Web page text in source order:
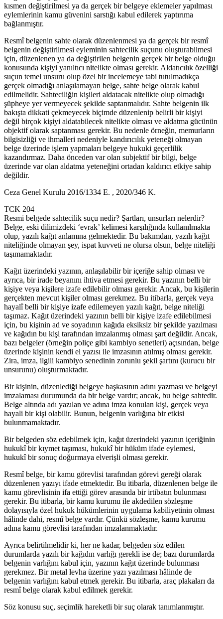
kısmen değiştirilmesi ya da gerçek bir belgeye eklemeler yapılması
eylemlerinin kamu güvenini sarstığı kabul edilerek yaptırıma
bağlanmıştır.
Resmî belgenin sahte olarak düzenlenmesi ya da gerçek bir resmî
belgenin değiştirilmesi eyleminin sahtecilik suçunu oluşturabilmesi
için, düzenlenen ya da değiştirilen belgenin gerçek bir belge olduğu
konusunda kişiyi yanıltıcı nitelikte olması gerekir. Aldatıcılık özelliği
suçun temel unsuru olup özel bir incelemeye tabi tutulmadıkça
gerçek olmadığı anlaşılamayan belge, sahte belge olarak kabul
edilmelidir. Sahteciliğin kişileri aldatacak nitelikte olup olmadığı
şüpheye yer vermeyecek şekilde saptanmalıdır. Sahte belgenin ilk
bakışta dikkati çekmeyecek biçimde düzenlenip belirli bir kişiyi
değil birçok kişiyi aldatabilecek nitelikte olması ve aldatma gücünün
objektif olarak saptanması gerekir. Bu nedenle örneğin, memurların
bilgisizliği ve ihmalleri nedeniyle kandırıcılık yeteneği olmayan
belge üzerinde işlem yapmaları belgeye hukuki geçerlilik
kazandırmaz. Daha önceden var olan subjektif bir bilgi, belge
üzerinde var olan aldatma yeteneğini ortadan kaldırıcı etkiye sahip
değildir.
Ceza Genel Kurulu 2016/1334 E. , 2020/346 K.
TCK 204
Resmi belgede sahtecilik suçu nedir? Şartları, unsurları nelerdir?
Belge, eski dilimizdeki ‘evrak’ kelimesi karşılığında kullanılmakta
olup, yazılı kağıt anlamına gelmektedir. Bu bakımdan, yazılı kağıt
niteliğinde olmayan şey, ispat kuvveti ne olursa olsun, belge niteliği
taşımamaktadır.
Kağıt üzerindeki yazının, anlaşılabilir bir içeriğe sahip olması ve
ayrıca, bir irade beyanını ihtiva etmesi gerekir. Bu yazının belli bir
kişiye veya kişilere izafe edilebilir olması gerekir. Ancak, bu kişilerin
gerçekten mevcut kişiler olması gerekmez. Bu itibarla, gerçek veya
hayalî belli bir kişiye izafe edilemeyen yazılı kağıt, belge niteliği
taşımaz. Kağıt üzerindeki yazının belli bir kişiye izafe edilebilmesi
için, bu kişinin ad ve soyadının kağıda eksiksiz bir şekilde yazılması
ve kağıdın bu kişi tarafından imzalanmış olması şart değildir. Ancak,
bazı belgeler (örneğin poliçe gibi kambiyo senetleri) açısından, belge
üzerinde kişinin kendi el yazısı ile imzasının atılmış olması gerekir.
Zira, imza, ilgili kambiyo senedinin zorunlu şekil şartını (kurucu bir
unsurunu) oluşturmaktadır.
Bir kişinin, düzenlediği belgeye başkasının adını yazması ve belgeyi
imzalaması durumunda da bir belge vardır; ancak, bu belge sahtedir.
Belge altında adı yazılan ve adına imza konulan kişi, gerçek veya
hayali bir kişi olabilir. Bunun, belgenin varlığına bir etkisi
bulunmamaktadır.
Bir belgeden söz edebilmek için, kağıt üzerindeki yazının içeriğinin
hukukî bir kıymet taşıması, hukukî bir hüküm ifade eylemesi,
hukukî bir sonuç doğurmaya elverişli olması gerekir.
Resmî belge, bir kamu görevlisi tarafından görevi gereği olarak
düzenlenen yazıyı ifade etmektedir. Bu itibarla, düzenlenen belge ile
kamu görevlisinin ifa ettiği görev arasında bir irtibatın bulunması
gerekir. Bu itibarla, bir kamu kurumu ile akdedilen sözleşme
dolayısıyla özel hukuk hükümlerinin uygulama kabiliyetinin olması
hâlinde dahi, resmî belge vardır. Çünkü sözleşme, kamu kurumu
adına kamu görevlisi tarafından imzalanmaktadır.
Ayrıca belirtilmelidir ki, her ne kadar, belgeden söz edilen
durumlarda yazılı bir kağıdın varlığı gerekli ise de; bazı durumlarda
belgenin varlığını kabul için, yazının kağıt üzerinde bulunması
gerekmez. Bir metal levha üzerine yazı yazılması hâlinde de
belgenin varlığını kabul etmek gerekir. Bu itibarla, araç plakaları da
resmî belge olarak kabul edilmek gerekir.
Söz konusu suç, seçimlik hareketli bir suç olarak tanımlanmıştır.